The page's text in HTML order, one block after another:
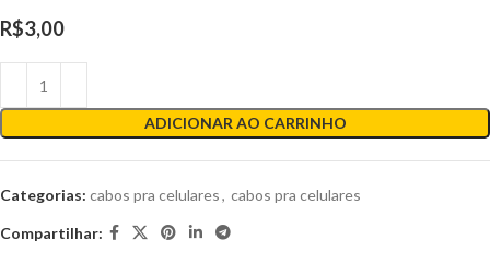
R$3,00
ADICIONAR AO CARRINHO
Categorias: cabos pra celulares, cabos pra celulares
Compartilhar: